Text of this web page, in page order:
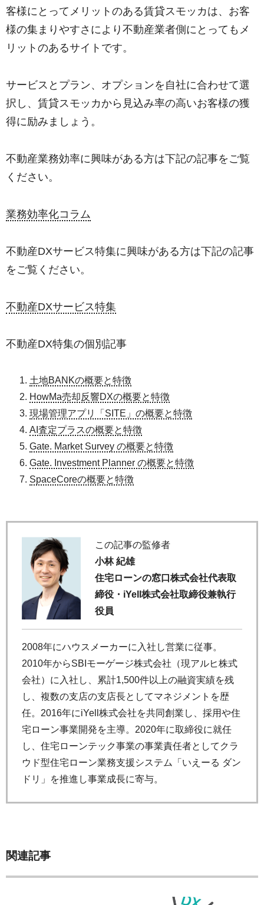
客様にとってメリットのある賃貸スモッカは、お客
様の集まりやすさにより不動産業者側にとってもメ
リットのあるサイトです。
サービスとプラン、オプションを自社に合わせて選
択し、賃貸スモッカから見込み率の高いお客様の獲
得に励みましょう。
不動産業務効率に興味がある方は下記の記事をご覧
ください。
業務効率化コラム
不動産DXサービス特集に興味がある方は下記の記事
をご覧ください。
不動産DXサービス特集
不動産DX特集の個別記事
土地BANKの概要と特徴
HowMa売却反響DXの概要と特徴
現場管理アプリ「SITE」の概要と特徴
AI査定プラスの概要と特徴
Gate. Market Survey の概要と特徴
Gate. Investment Planner の概要と特徴
SpaceCoreの概要と特徴
この記事の監修者
小林 紀雄
住宅ローンの窓口株式会社代表取
締役・iYell株式会社取締役兼執行
役員
2008年にハウスメーカーに入社し営業に従事。
2010年からSBIモーゲージ株式会社（現アルヒ株式
会社）に入社し、累計1,500件以上の融資実績を残
し、複数の支店の支店長としてマネジメントを歴
任。2016年にiYell株式会社を共同創業し、採用や住
宅ローン事業開発を主導。2020年に取締役に就任
し、住宅ローンテック事業の事業責任者としてクラ
ウド型住宅ローン業務支援システム「いえーる ダン
ドリ」を推進し事業成長に寄与。
関連記事